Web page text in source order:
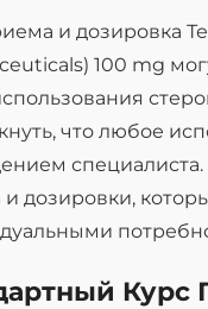
и дозировка
100 mg
что любое
дозировки,
Курс